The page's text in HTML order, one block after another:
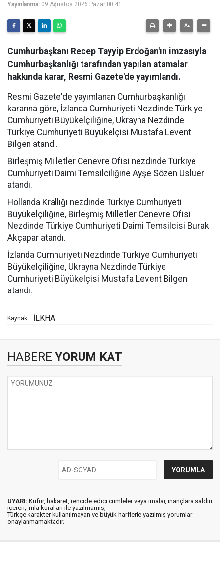
Yayınlanma: 09 Ağustos 2026 Pazar 00:41
Cumhurbaşkanı Recep Tayyip Erdoğan'ın imzasıyla
Cumhurbaşkanlığı tarafından yapılan atamalar
hakkında karar, Resmi Gazete'de yayımlandı.
Resmi Gazete'de yayımlanan Cumhurbaşkanlığı
kararına göre, İzlanda Cumhuriyeti Nezdinde Türkiye
Cumhuriyeti Büyükelçiliğine, Ukrayna Nezdinde
Türkiye Cumhuriyeti Büyükelçisi Mustafa Levent
Bilgen atandı.
Birleşmiş Milletler Cenevre Ofisi nezdinde Türkiye
Cumhuriyeti Daimi Temsilciliğine Ayşe Sözen Usluer
atandı.
Hollanda Krallığı nezdinde Türkiye Cumhuriyeti
Büyükelçiliğine, Birleşmiş Milletler Cenevre Ofisi
Nezdinde Türkiye Cumhuriyeti Daimi Temsilcisi Burak
Akçapar atandı.
İzlanda Cumhuriyeti Nezdinde Türkiye Cumhuriyeti
Büyükelçiliğine, Ukrayna Nezdinde Türkiye
Cumhuriyeti Büyükelçisi Mustafa Levent Bilgen
atandı.
Kaynak: İLKHA
HABERE YORUM KAT
UYARI: Küfür, hakaret, rencide edici cümleler veya imalar, inançlara saldırı
içeren, imla kuralları ile yazılmamış,
Türkçe karakter kullanılmayan ve büyük harflerle yazılmış yorumlar
onaylanmamaktadır.